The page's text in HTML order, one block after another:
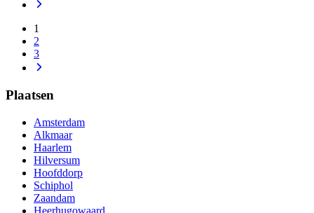
1
2
3
Plaatsen
Amsterdam
Alkmaar
Haarlem
Hilversum
Hoofddorp
Schiphol
Zaandam
Heerhugowaard